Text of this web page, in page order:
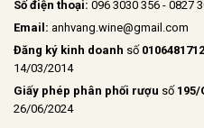
Số điện thoại: 096 3030 356 - 0827
Email: anhvang.wine@gmail.com
Đăng ký kinh doanh số 0106481712
14/03/2014
Giấy phép phân phối rượu số 195/
26/06/2024